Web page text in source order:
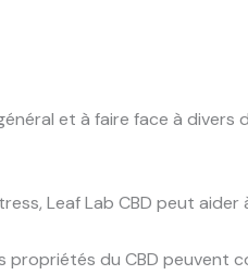
et à faire face à divers
Leaf Lab CBD peut
du CBD peuvent